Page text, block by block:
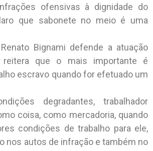
ofensivas à dignidade do
que sabonete no meio é uma
Bignami defende a atuação
que o mais importante é
escravo quando for efetuado um
degradantes, trabalhador
coisa, como mercadoria, quando
condições de trabalho para ele,
nos autos de infração e também no